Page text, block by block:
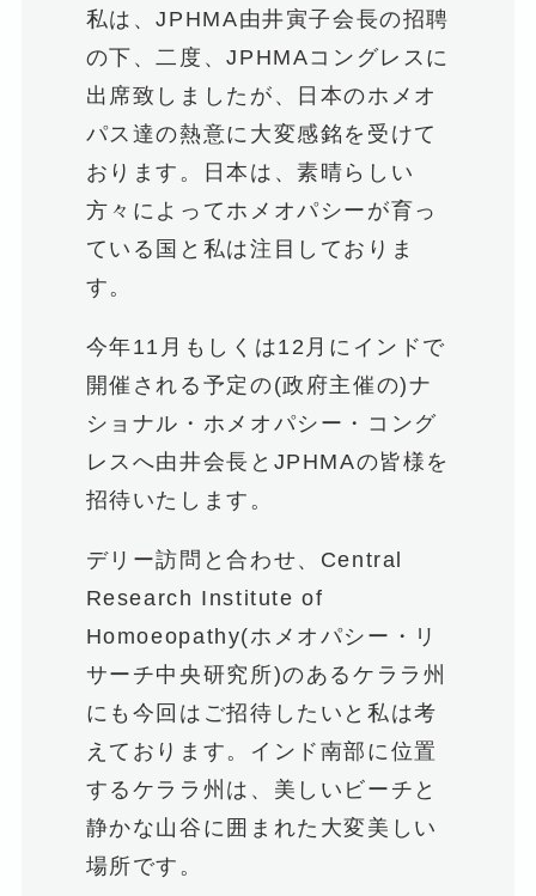
私は、JPHMA由井寅子会長の招聘
の下、二度、JPHMAコングレスに
出席致しましたが、日本のホメオ
パス達の熱意に大変感銘を受けて
おります。日本は、素晴らしい
方々によってホメオパシーが育っ
ている国と私は注目しておりま
す。
今年11月もしくは12月にインドで
開催される予定の(政府主催の)ナ
ショナル・ホメオパシー・コング
レスへ由井会長とJPHMAの皆様を
招待いたします。
デリー訪問と合わせ、Central
Research Institute of
Homoeopathy(ホメオパシー・リ
サーチ中央研究所)のあるケララ州
にも今回はご招待したいと私は考
えております。インド南部に位置
するケララ州は、美しいビーチと
静かな山谷に囲まれた大変美しい
場所です。